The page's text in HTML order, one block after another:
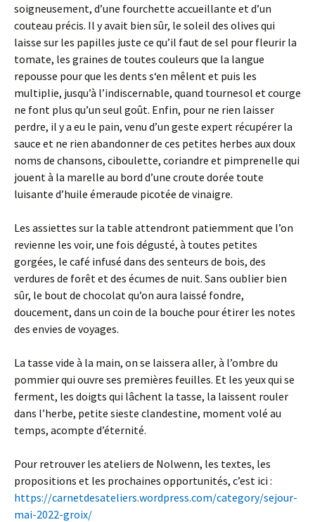
soigneusement, d’une fourchette accueillante et d’un
couteau précis. Il y avait bien sûr, le soleil des olives qui
laisse sur les papilles juste ce qu’il faut de sel pour fleurir la
tomate, les graines de toutes couleurs que la langue
repousse pour que les dents s‘en mêlent et puis les
multiplie, jusqu’à l’indiscernable, quand tournesol et courge
ne font plus qu’un seul goût. Enfin, pour ne rien laisser
perdre, il y a eu le pain, venu d’un geste expert récupérer la
sauce et ne rien abandonner de ces petites herbes aux doux
noms de chansons, ciboulette, coriandre et pimprenelle qui
jouent à la marelle au bord d’une croute dorée toute
luisante d’huile émeraude picotée de vinaigre.
Les assiettes sur la table attendront patiemment que l’on
revienne les voir, une fois dégusté, à toutes petites
gorgées, le café infusé dans des senteurs de bois, des
verdures de forêt et des écumes de nuit. Sans oublier bien
sûr, le bout de chocolat qu’on aura laissé fondre,
doucement, dans un coin de la bouche pour étirer les notes
des envies de voyages.
La tasse vide à la main, on se laissera aller, à l’ombre du
pommier qui ouvre ses premières feuilles. Et les yeux qui se
ferment, les doigts qui lâchent la tasse, la laissent rouler
dans l’herbe, petite sieste clandestine, moment volé au
temps, acompte d’éternité.
Pour retrouver les ateliers de Nolwenn, les textes, les
propositions et les prochaines opportunités, c’est ici :
https://carnetdesateliers.wordpress.com/category/sejour-
mai-2022-groix/